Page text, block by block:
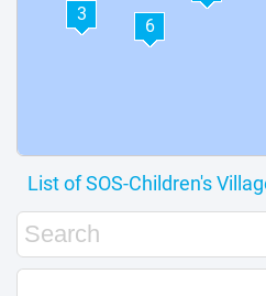
6
3